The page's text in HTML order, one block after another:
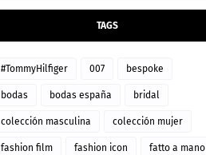
TAGS
#TommyHilfiger 007 bespoke
bodas bodas españa bridal
colección masculina colección mujer
fashion film fashion icon fatto a mano